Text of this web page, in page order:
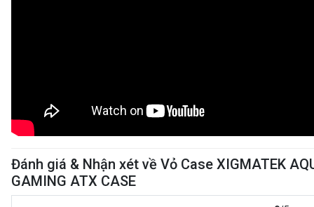
Đánh giá & Nhận xét về Vỏ Case XIGMATEK
GAMING ATX CASE